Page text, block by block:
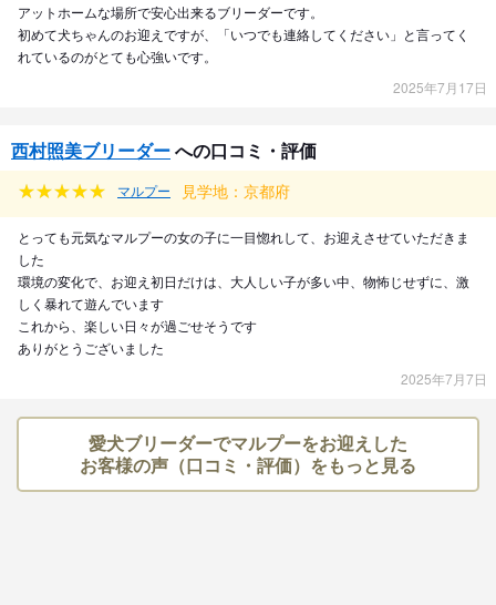
アットホームな場所で安心出来るブリーダーです。
初めて犬ちゃんのお迎えですが、「いつでも連絡してください」と言ってく
れているのがとても心強いです。
2025年7月17日
西村照美ブリーダーへの口コミ・評価
マルプー 見学地：京都府
とっても元気なマルプーの女の子に一目惚れして、お迎えさせていただきま
した
環境の変化で、お迎え初日だけは、大人しい子が多い中、物怖じせずに、激
しく暴れて遊んでいます
これから、楽しい日々が過ごせそうです
ありがとうございました
2025年7月7日
愛犬ブリーダーでマルプーをお迎えした
お客様の声（口コミ・評価）をもっと見る